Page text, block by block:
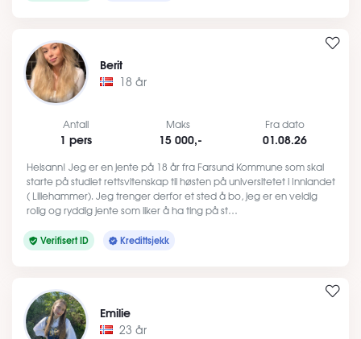
Berit
18 år
Antall
1 pers
Maks
15 000,-
Fra dato
01.08.26
Heisann! Jeg er en jente på 18 år fra Farsund Kommune som skal
starte på studiet rettsvitenskap til høsten på universitetet i Innlandet
( Lillehammer). Jeg trenger derfor et sted å bo, jeg er en veldig
rolig og ryddig jente som liker å ha ting på st…
Verifisert ID Kredittsjekk
Emilie
23 år